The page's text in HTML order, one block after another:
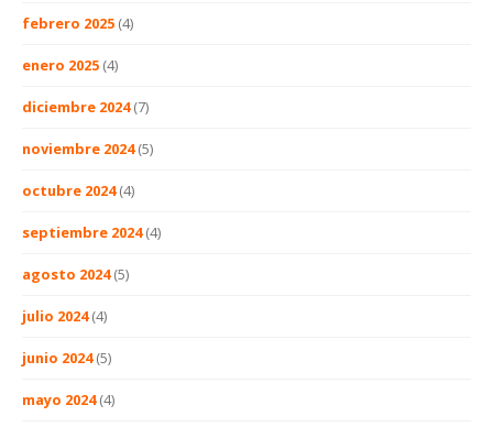
febrero 2025 (4)
enero 2025 (4)
diciembre 2024(7)
noviembre 2024(5)
octubre 2024(4)
septiembre 2024(4)
agosto 2024(5)
julio 2024(4)
junio 2024(5)
mayo 2024(4)